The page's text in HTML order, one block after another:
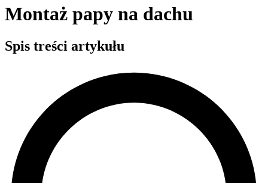
Montaż papy na dachu
Spis treści artykułu